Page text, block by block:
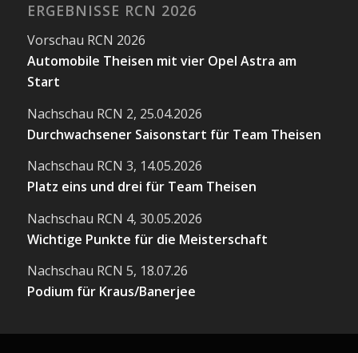
ERGEBNISSE RCN 2026
Vorschau RCN 2026
Automobile Theisen mit vier Opel Astra am
Start
Nachschau RCN 2, 25.04.2026
Durchwachsener Saisonstart für Team Theisen
Nachschau RCN 3, 14.05.2026
Platz eins und drei für Team Theisen
Nachschau RCN 4, 30.05.2026
Wichtige Punkte für die Meisterschaft
Nachschau RCN 5, 18.07.26
Podium für Kraus/Banerjee